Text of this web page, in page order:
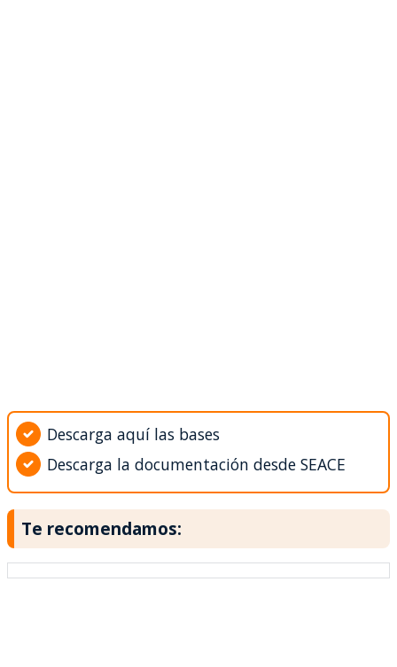
Descarga aquí las bases
Descarga la documentación desde SEACE
Te recomendamos: